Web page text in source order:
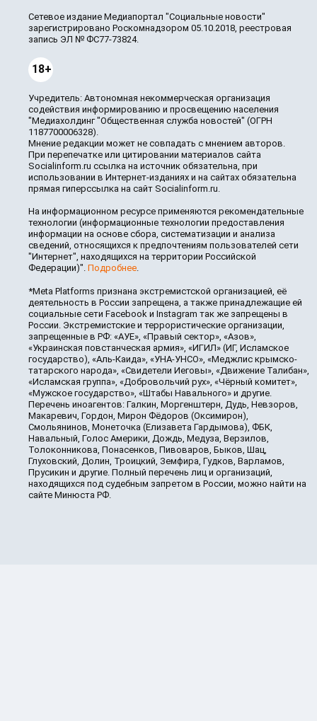
Сетевое издание Медиапортал "Социальные новости"
зарегистрировано Роскомнадзором 05.10.2018, реестровая
запись ЭЛ № ФС77-73824.
18+
Учредитель: Автономная некоммерческая организация
содействия информированию и просвещению населения
"Медиахолдинг "Общественная служба новостей" (ОГРН
1187700006328).
Мнение редакции может не совпадать с мнением авторов.
При перепечатке или цитировании материалов сайта
Socialinform.ru ссылка на источник обязательна, при
использовании в Интернет-изданиях и на сайтах обязательна
прямая гиперссылка на сайт Socialinform.ru.
На информационном ресурсе применяются рекомендательные
технологии (информационные технологии предоставления
информации на основе сбора, систематизации и анализа
сведений, относящихся к предпочтениям пользователей сети
"Интернет", находящихся на территории Российской
Федерации)". Подробнее.
*Meta Platforms признана экстремистской организацией, её
деятельность в России запрещена, а также принадлежащие ей
социальные сети Facebook и Instagram так же запрещены в
России. Экстремистские и террористические организации,
запрещенные в РФ: «АУЕ», «Правый сектор», «Азов»,
«Украинская повстанческая армия», «ИГИЛ» (ИГ, Исламское
государство), «Аль-Каида», «УНА-УНСО», «Меджлис крымско-
татарского народа», «Свидетели Иеговы», «Движение Талибан»,
«Исламская группа», «Добровольчий рух», «Чёрный комитет»,
«Мужское государство», «Штабы Навального» и другие.
Перечень иноагентов: Галкин, Моргенштерн, Дудь, Невзоров,
Макаревич, Гордон, Мирон Фёдоров (Оксимирон),
Смольянинов, Монеточка (Елизавета Гардымова), ФБК,
Навальный, Голос Америки, Дождь, Медуза, Верзилов,
Толоконникова, Понасенков, Пивоваров, Быков, Шац,
Глуховский, Долин, Троицкий, Земфира, Гудков, Варламов,
Прусикин и другие. Полный перечень лиц и организаций,
находящихся под судебным запретом в России, можно найти на
сайте Минюста РФ.